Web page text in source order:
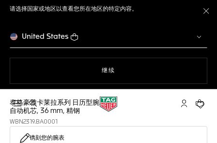
请选择国家或地区以查看您所在地区的特定内容。
United States
继续
打开搜索 My TAG您的
泰格豪雅卡莱拉系列 日历型腕表
自动机芯, 36 mm, 精钢
WBN2319.BA0001
镌刻您的腕表